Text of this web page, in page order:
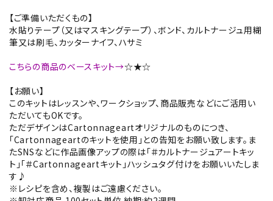
【ご準備いただくもの】
水貼りテープ（又はマスキングテープ）、ボンド、カルトナージュ用糊
筆又は刷毛、カッターナイフ、ハサミ
こちらの商品のベースキット→☆★☆
【お願い】
このキットはレッスンや、ワークショップ、商品販売などにご活用い
ただいてもOKです。
ただデザインはCartonnageartオリジナルのものにつき、
「Cartonnageartのキットを使用」との告知をお願い致します。ま
たSNSなどに作品画像アップの際は「＃カルトナージュアートキッ
ト」「＃Cartonnageartキット」ハッシュタグ付けをお願いいたしま
す♪
※レシピを含め、複製はご遠慮ください。